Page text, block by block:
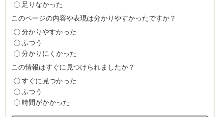
足りなかった
このページの内容や表現は分かりやすかったですか？
分かりやすかった
ふつう
分かりにくかった
この情報はすぐに見つけられましたか？
すぐに見つかった
ふつう
時間がかかった